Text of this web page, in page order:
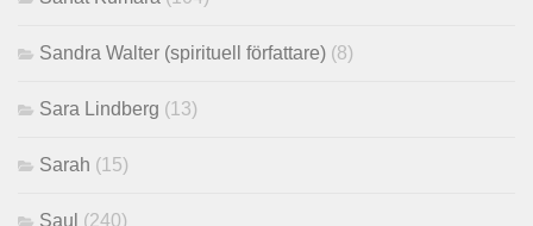
Sandra Walter (spirituell författare) (8)
Sara Lindberg (13)
Sarah (15)
Saul (240)